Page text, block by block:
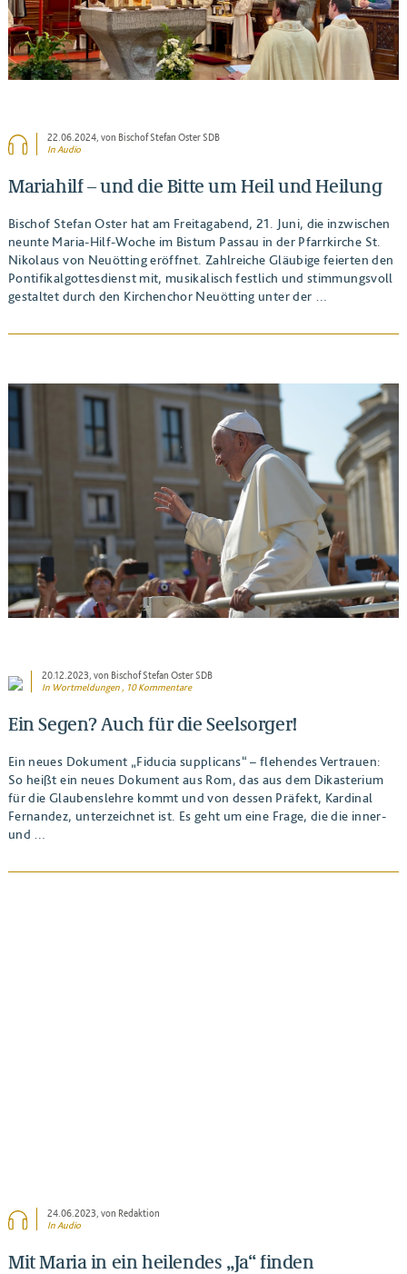
BEITRAG ANSEHEN
22.06.2024, von Bischof Stefan Oster SDB
In Audio
Mariahilf – und die Bitte um Heil und Heilung
Bischof Stefan Oster hat am Freitagabend, 21. Juni, die inzwischen
neunte Maria-Hilf-Woche im Bistum Passau in der Pfarrkirche St.
Nikolaus von Neuötting eröffnet. Zahlreiche Gläubige feierten den
Pontifikalgottesdienst mit, musikalisch festlich und stimmungsvoll
gestaltet durch den Kirchenchor Neuötting unter der …
20.12.2023, von Bischof Stefan Oster SDB
In Wortmeldungen, 10 Kommentare
Ein Segen? Auch für die Seelsorger!
Ein neues Dokument „Fiducia supplicans“ – flehendes Vertrauen:
So heißt ein neues Dokument aus Rom, das aus dem Dikasterium
für die Glaubenslehre kommt und von dessen Präfekt, Kardinal
Fernandez, unterzeichnet ist. Es geht um eine Frage, die die inner-
und …
24.06.2023, von Redaktion
In Audio
Mit Maria in ein heilendes „Ja“ finden